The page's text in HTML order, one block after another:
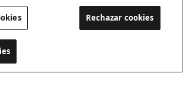
Rechazar cookies